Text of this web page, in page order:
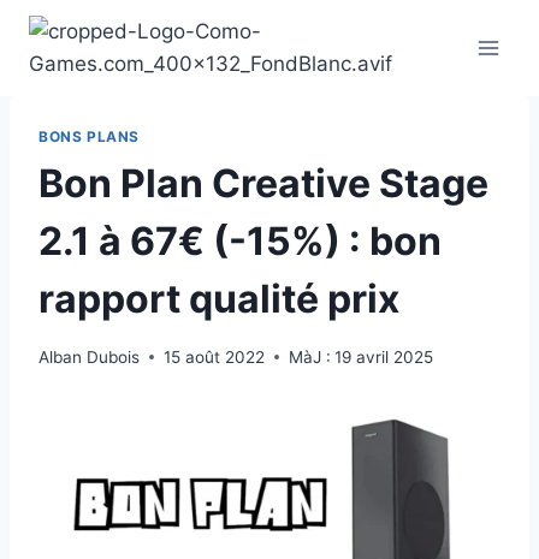
Aller
contenu
BONS PLANS
Bon Plan Creative Stage
2.1 à 67€ (-15%) : bon
rapport qualité prix
Alban Dubois 15 août 2022 MàJ : 19 avril 2025